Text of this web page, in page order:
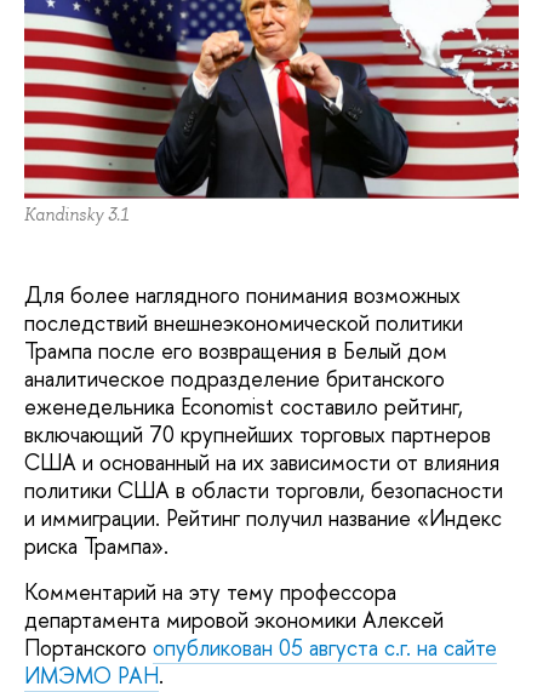
Kandinsky 3.1
Для более наглядного понимания возможных
последствий внешнеэкономической политики
Трампа после его возвращения в Белый дом
аналитическое подразделение британского
еженедельника Economist составило рейтинг,
включающий 70 крупнейших торговых партнеров
США и основанный на их зависимости от влияния
политики США в области торговли, безопасности
и иммиграции. Рейтинг получил название «Индекс
риска Трампа».
Комментарий на эту тему профессора
департамента мировой экономики Алексей
Портанского опубликован 05 августа с.г. на сайте
ИМЭМО РАН.